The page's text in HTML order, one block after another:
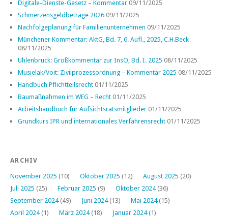
Digitale-Dienste-Gesetz – Kommentar 09/11/2025
Schmerzensgeldbeträge 2026 09/11/2025
Nachfolgeplanung für Familienunternehmen 09/11/2025
Münchener Kommentar: AktG, Bd. 7, 6. Aufl., 2025, C.H.Beck
08/11/2025
Uhlenbruck: Großkommentar zur InsO, Bd. I. 2025 08/11/2025
Musielak/Voit: Zivilprozessordnung – Kommentar 2025 08/11/2025
Handbuch Pflichtteilsrecht 01/11/2025
Baumaßnahmen im WEG – Recht 01/11/2025
Arbeitshandbuch für Aufsichtsratsmitglieder 01/11/2025
Grundkurs IPR und internationales Verfahrensrecht 01/11/2025
ARCHIV
November 2025 (10) Oktober 2025 (12) August 2025 (20)
Juli 2025 (25) Februar 2025 (9) Oktober 2024(36)
September 2024(49) Juni 2024(13) Mai 2024(15)
April 2024(1) März 2024(18) Januar 2024(1)